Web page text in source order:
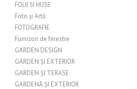
FOLII SI HUSE
Foto și Artă
FOTOGRAFIE
Furnizori de ferestre
GARDEN DESIGN
GARDEN ȘI EXTERIOR
GARDEN ȘI TERASE
GARDENĂ ȘI EXTERIOR